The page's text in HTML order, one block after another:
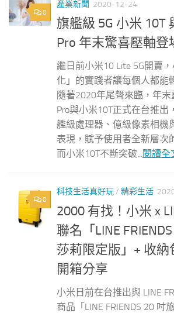
0
產業新聞 2020-12-24
旗艦級 5G 小米 10T
Pro 年末驚喜壓軸登
繼日前小米10 Lite 5G開賣
化」的實踐者讓每個人都能
隨著2020年尾聲來臨，年
Pro與小米10T正式在台推出
艦級處理器、億級像素相機
表現，賦予使用者全新層次
而小米10T不斷突破...閱讀全
0
科技生活真好玩/ 精彩生活
2000 有找！小米 x
聯名「LINE
莎莉限定版」+ 收納
開箱分享
小米日前在台推出與 LINE
商品「LINE FRIENDS 20 吋